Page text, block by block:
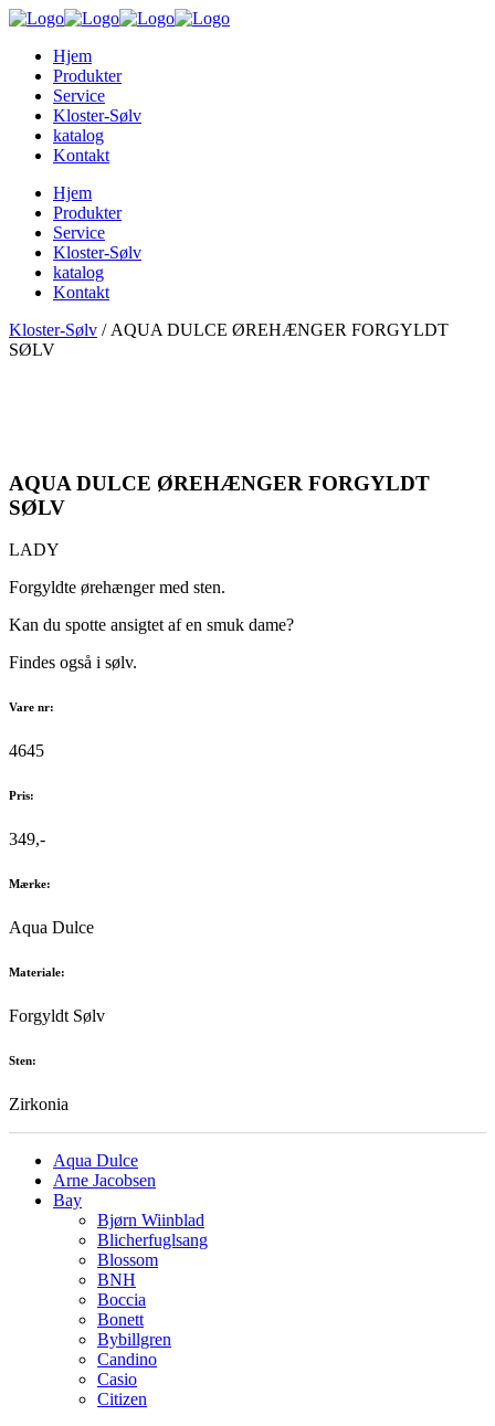
Hjem
Produkter
Service
Kloster-Sølv
katalog
Kontakt
Hjem
Produkter
Service
Kloster-Sølv
katalog
Kontakt
Kloster-Sølv / AQUA DULCE ØREHÆNGER FORGYLDT
SØLV
AQUA DULCE ØREHÆNGER FORGYLDT
SØLV
LADY
Forgyldte ørehænger med sten.
Kan du spotte ansigtet af en smuk dame?
Findes også i sølv.
Vare nr:
4645
Pris:
349,-
Mærke:
Aqua Dulce
Materiale:
Forgyldt Sølv
Sten:
Zirkonia
Aqua Dulce
Arne Jacobsen
Bay
Bjørn Wiinblad
Blicherfuglsang
Blossom
BNH
Boccia
Bonett
Bybillgren
Candino
Casio
Citizen